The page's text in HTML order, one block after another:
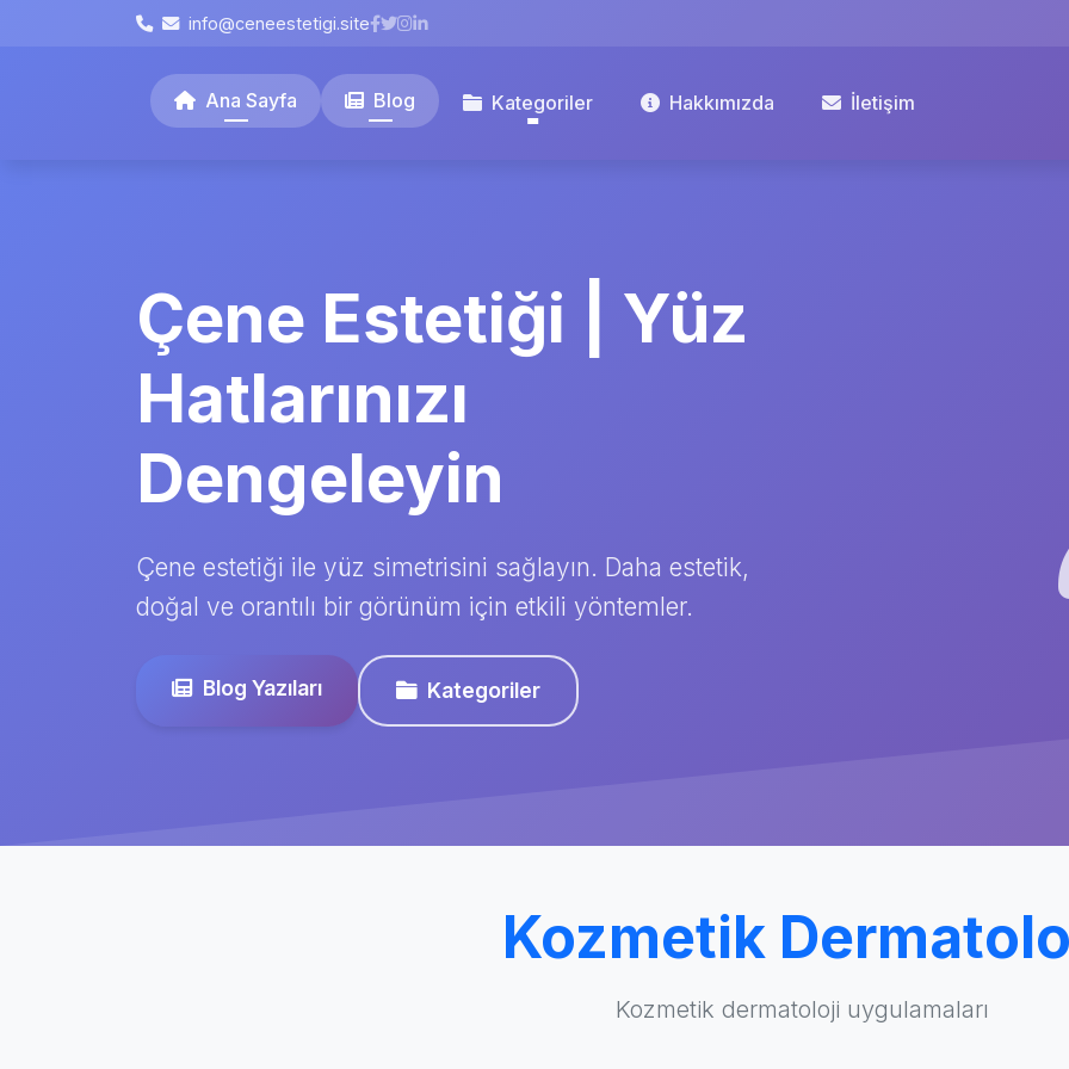
info@ceneestetigi.site
Ana Sayfa Blog Kategoriler Hakkımızda İletişim
Çene Estetiği | Yüz
Hatlarınızı
Dengeleyin
Çene estetiği ile yüz simetrisini sağlayın. Daha estetik,
doğal ve orantılı bir görünüm için etkili yöntemler.
Blog Yazıları Kategoriler
Kozmetik
Kozmetik dermatoloji uygulamaları